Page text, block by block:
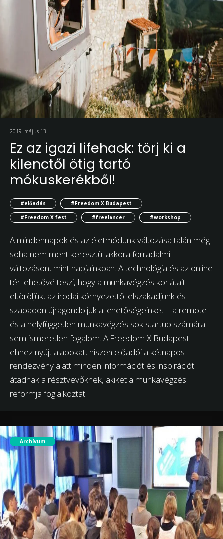
2019. május 13.
Ez az igazi lifehack: törj ki a
kilenctől ötig tartó
mókuskerékből!
#előadás
#Freedom X Budapest
#Freedom X fest
#freelancer #workshop
A mindennapok és az életmódunk változása talán még
soha nem ment keresztül akkora forradalmi
változáson, mint napjainkban. A technológia és az online
tér lehetővé teszi, hogy a munkavégzés korlátait
eltöröljük, az irodai környezettől elszakadjunk és
szabadon újragondoljuk a lehetőségeinket – a remote
és a helyfüggetlen munkavégzés sok startup számára
sem ismeretlen fogalom. A Freedom X Budapest
ehhez nyújt alapokat, hiszen előadói a kétnapos
rendezvény alatt minden információt és inspirációt
átadnak a résztvevőknek, akiket a munkavégzés
reformja foglalkoztat.
Archívum